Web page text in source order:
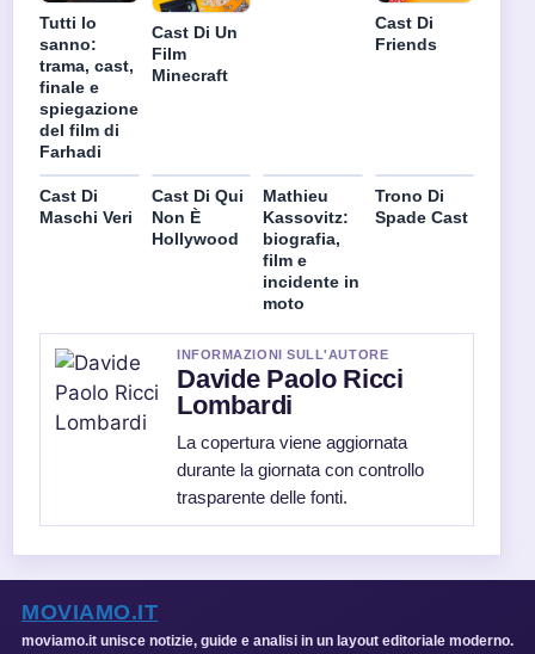
Tutti lo
sanno:
trama, cast,
finale e
spiegazione
del film di
Farhadi
Cast Di Un
Film
Minecraft
Cast Di
Friends
Cast Di
Maschi Veri
Cast Di Qui
Non È
Hollywood
Mathieu
Kassovitz:
biografia,
film e
incidente in
moto
Trono Di
Spade Cast
INFORMAZIONI SULL'AUTORE
Davide Paolo Ricci
Lombardi
La copertura viene aggiornata
durante la giornata con controllo
trasparente delle fonti.
MOVIAMO.IT
moviamo.it unisce notizie, guide e analisi in un layout editoriale moderno.